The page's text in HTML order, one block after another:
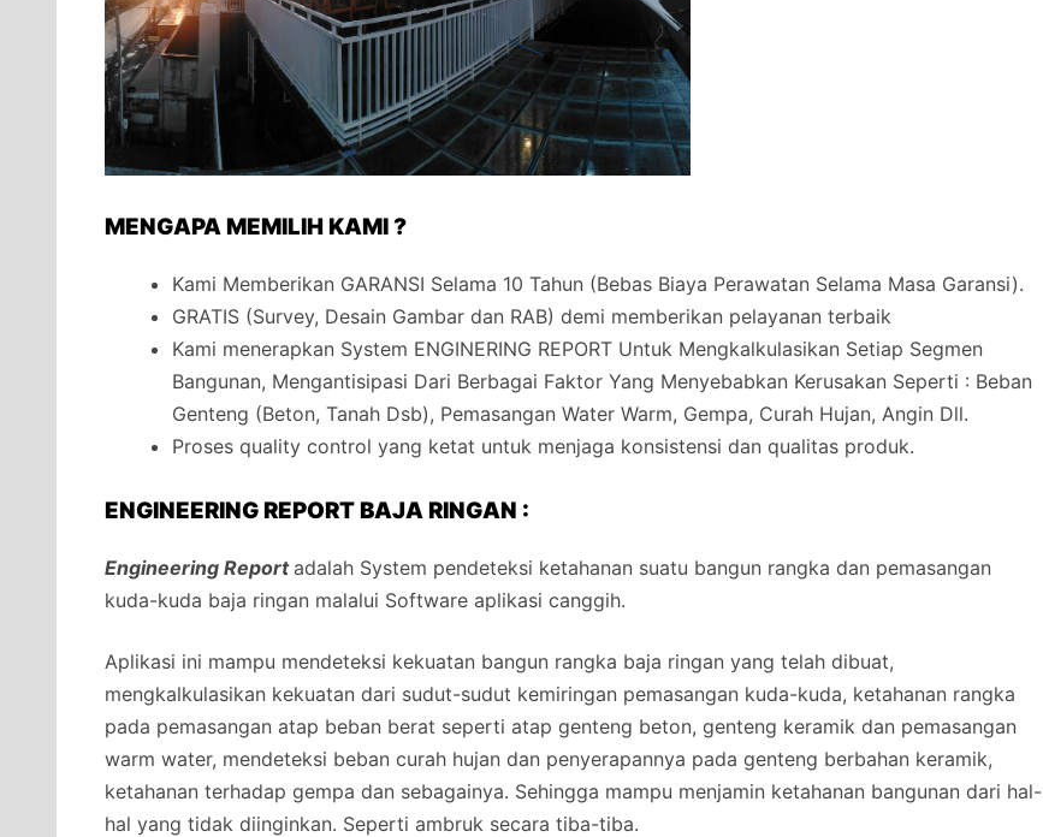
MENGAPA MEMILIH KAMI ?
Kami Memberikan GARANSI Selama 10 Tahun (Bebas Biaya Perawatan Selama Masa Garansi).
GRATIS (Survey, Desain Gambar dan RAB) demi memberikan pelayanan terbaik
Kami menerapkan System ENGINERING REPORT Untuk Mengkalkulasikan Setiap Segmen
Bangunan, Mengantisipasi Dari Berbagai Faktor Yang Menyebabkan Kerusakan Seperti : Beban
Genteng (Beton, Tanah Dsb), Pemasangan Water Warm, Gempa, Curah Hujan, Angin Dll.
Proses quality control yang ketat untuk menjaga konsistensi dan qualitas produk.
ENGINEERING REPORT BAJA RINGAN :
Engineering Reportadalah System pendeteksi ketahanan suatu bangun rangka dan pemasangan
kuda-kuda baja ringan malalui Software aplikasi canggih.
Aplikasi ini mampu mendeteksi kekuatan bangun rangka baja ringan yang telah dibuat,
mengkalkulasikan kekuatan dari sudut-sudut kemiringan pemasangan kuda-kuda, ketahanan rangka
pada pemasangan atap beban berat seperti atap genteng beton, genteng keramik dan pemasangan
warm water, mendeteksi beban curah hujan dan penyerapannya pada genteng berbahan keramik,
ketahanan terhadap gempa dan sebagainya. Sehingga mampu menjamin ketahanan bangunan dari hal-
hal yang tidak diinginkan. Seperti ambruk secara tiba-tiba.